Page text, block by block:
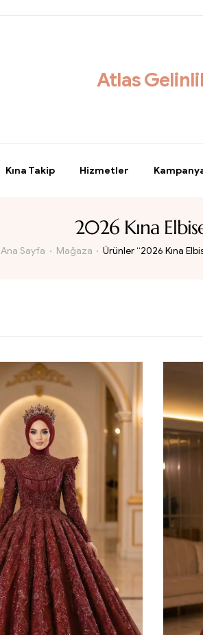
Atlas
Kına Takip Hizmetler
2026 Kına
Ana Sayfa Mağaza Ürünler “2026 Kına